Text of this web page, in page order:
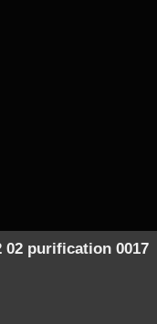
02 purification 0017